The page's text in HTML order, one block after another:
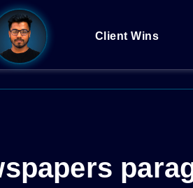
Client Wins